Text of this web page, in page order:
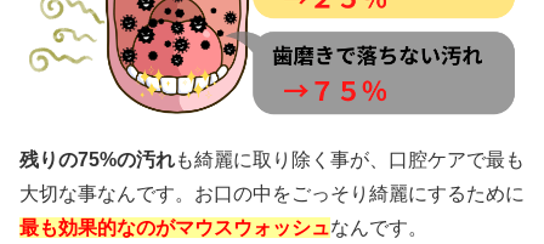
残りの75%の汚れも綺麗に取り除く事が、口腔ケアで最も
大切な事なんです。お口の中をごっそり綺麗にするために
最も効果的なのがマウスウォッシュなんです。